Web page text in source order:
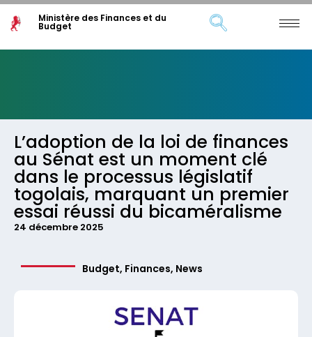
Ministère des Finances et du
Budget
L’adoption de la loi de finances
au Sénat est un moment clé
dans le processus législatif
togolais, marquant un premier
essai réussi du bicaméralisme
24 décembre 2025
Budget, Finances, News